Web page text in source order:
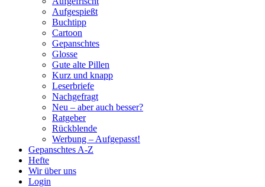
Aufgespießt
Buchtipp
Cartoon
Gepanschtes
Glosse
Gute alte Pillen
Kurz und knapp
Leserbriefe
Nachgefragt
Neu – aber auch besser?
Ratgeber
Rückblende
Werbung – Aufgepasst!
Gepanschtes A-Z
Hefte
Wir über uns
Login